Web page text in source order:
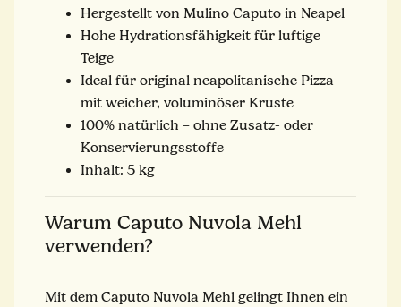
Hergestellt von Mulino Caputo in Neapel
Hohe Hydrationsfähigkeit für luftige
Teige
Ideal für original neapolitanische Pizza
mit weicher, voluminöser Kruste
100% natürlich – ohne Zusatz- oder
Konservierungsstoffe
Inhalt: 5 kg
Warum Caputo Nuvola Mehl
verwenden?
Mit dem Caputo Nuvola Mehl gelingt Ihnen ein